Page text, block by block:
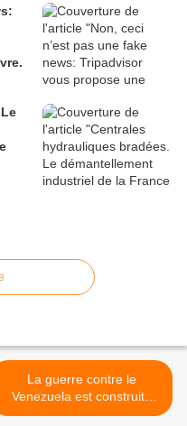
La guerre contre le
Venezuela est construite
sur le mensonge